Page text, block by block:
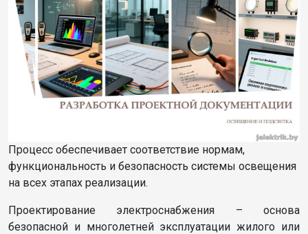
Процесс обеспечивает соответствие нормам,
функциональность и безопасность системы освещения
на всех этапах реализации.
Проектирование электроснабжения – основа
безопасной и многолетней эксплуатации жилого или